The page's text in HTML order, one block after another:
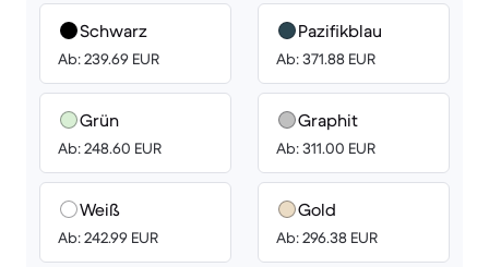
Schwarz
Ab: 239.69 EUR
Grün
Ab: 248.60 EUR
Weiß
Ab: 242.99 EUR
Pazifikblau
Ab: 371.88 EUR
Graphit
Ab: 311.00 EUR
Gold
Ab: 296.38 EUR